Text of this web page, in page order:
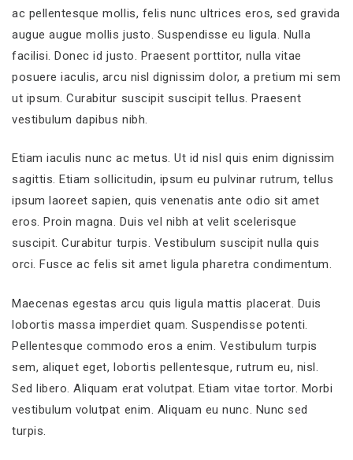
ac pellentesque mollis, felis nunc ultrices eros, sed gravida
augue augue mollis justo. Suspendisse eu ligula. Nulla
facilisi. Donec id justo. Praesent porttitor, nulla vitae
posuere iaculis, arcu nisl dignissim dolor, a pretium mi sem
ut ipsum. Curabitur suscipit suscipit tellus. Praesent
vestibulum dapibus nibh.
Etiam iaculis nunc ac metus. Ut id nisl quis enim dignissim
sagittis. Etiam sollicitudin, ipsum eu pulvinar rutrum, tellus
ipsum laoreet sapien, quis venenatis ante odio sit amet
eros. Proin magna. Duis vel nibh at velit scelerisque
suscipit. Curabitur turpis. Vestibulum suscipit nulla quis
orci. Fusce ac felis sit amet ligula pharetra condimentum.
Maecenas egestas arcu quis ligula mattis placerat. Duis
lobortis massa imperdiet quam. Suspendisse potenti.
Pellentesque commodo eros a enim. Vestibulum turpis
sem, aliquet eget, lobortis pellentesque, rutrum eu, nisl.
Sed libero. Aliquam erat volutpat. Etiam vitae tortor. Morbi
vestibulum volutpat enim. Aliquam eu nunc. Nunc sed
turpis.